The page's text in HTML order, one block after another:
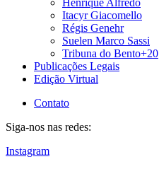
Itacyr Giacomello
Régis Genehr
Suelen Marco Sassi
Tribuna do Bento+20
Publicações Legais
Edição Virtual
Contato
Siga-nos nas redes:
Instagram